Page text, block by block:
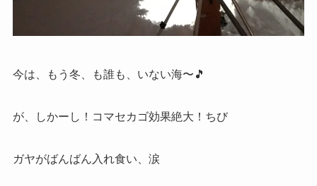
今は、もう冬、も誰も、いない海〜🎵
が、しかーし！コマセカゴ効果絶大！ちび
ガヤがばんばん入れ食い、涙